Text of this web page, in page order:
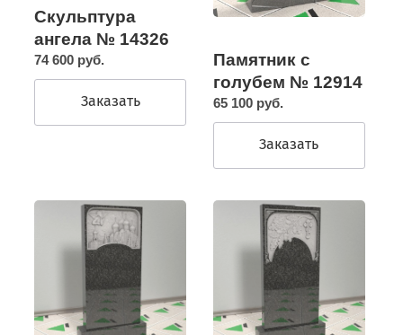
Скульптура
ангела № 14326
74 600 руб.
Заказать
Памятник с
голубем № 12914
65 100 руб.
Заказать